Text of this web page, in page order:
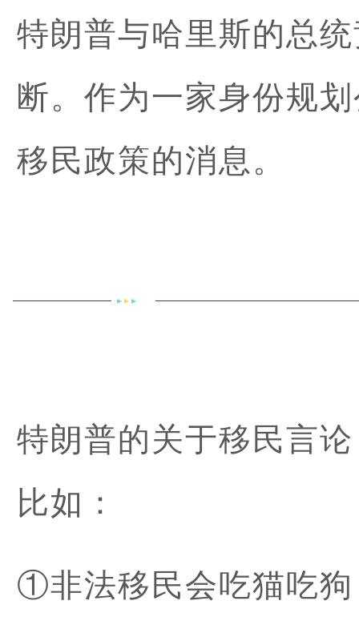
特朗普与哈里斯的总
断。作为一家身份规
移民政策的消息。
特朗普的关于移民言
比如：
①非法移民会吃猫吃